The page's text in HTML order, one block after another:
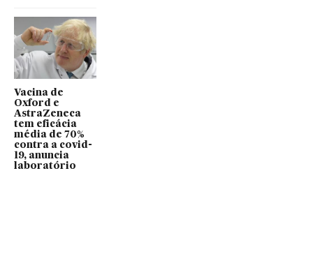
Vacina de
Oxford e
AstraZeneca
tem eficácia
média de 70%
contra a covid-
19, anuncia
laboratório